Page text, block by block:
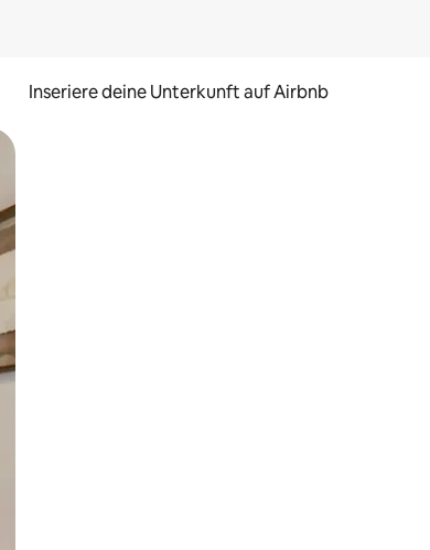
Inseriere deine Unterkunft auf Airbnb
Wischgesten.